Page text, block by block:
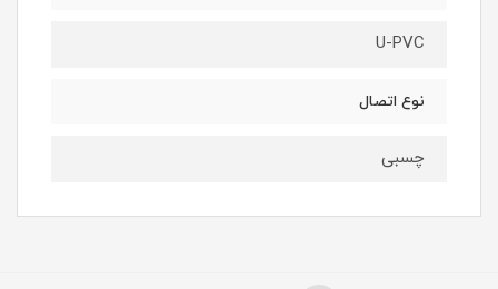
U-PVC
نوع اتصال
چسبی